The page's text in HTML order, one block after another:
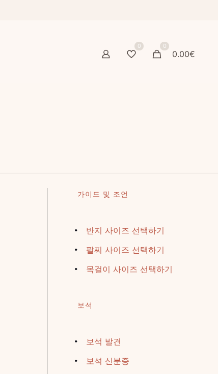
0 0
0.00€
가이드 및 조언
반지 사이즈 선택하기
팔찌 사이즈 선택하기
목걸이 사이즈 선택하기
보석
보석 발견
보석 신분증